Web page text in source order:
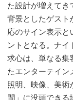
た設計が増えてき
背景としたゲスト
応のサイン表示と
ントとなる。ナ
求心は、単なる集
たエンターテイン
照明、映像、美術
間」に没頭できる